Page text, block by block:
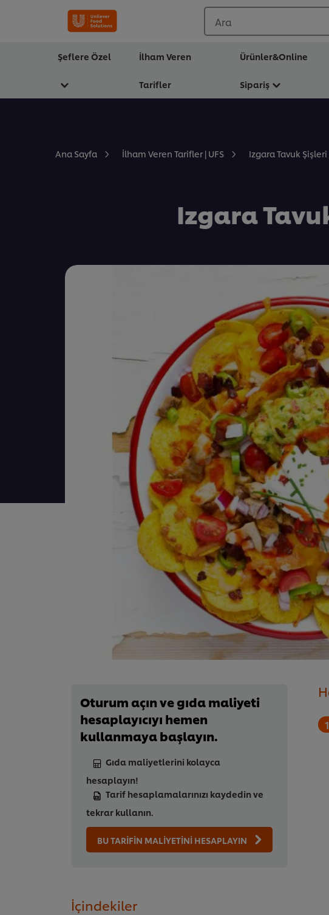
Ara
Şeflere Özel İlham Veren
Tarifler
Ürünler&Online
Sipariş
Ana Sayfa İlham Veren Tarifler | UFS Izgara Tavuk
Izgara
Oturum açın ve gıda maliyeti
hesaplayıcıyı hemen
kullanmaya başlayın.
Gıda maliyetlerini kolayca
hesaplayın!
Tarif hesaplamalarınızı kaydedin ve
tekrar kullanın.
BU TARİFİN MALİYETİNİ HESAPLAYIN
İçindekiler